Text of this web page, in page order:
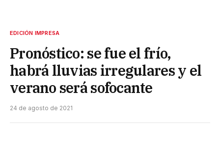
EDICIÓN IMPRESA
Pronóstico: se fue el frío,
habrá lluvias irregulares y el
verano será sofocante
24 de agosto de 2021